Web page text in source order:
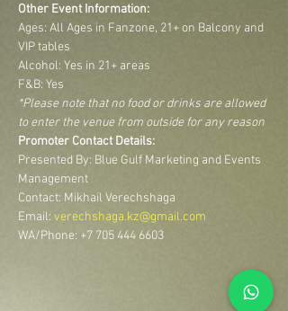
Other Event Information:
Ages: All Ages in Fanzone, 21+ on Balcony and
VIP tables
Alcohol: Yes in 21+ areas
F&B: Yes
*Please note that no food or drinks are allowed
to enter the venue from outside for any reason
Promoter Contact Details:
Presented By: Blue Gulf Marketing and Events
Management
Contact: Mikhail Verechshaga
Email: verechshaga.kz@gmail.com
WA/Phone: +7 705 444 6603